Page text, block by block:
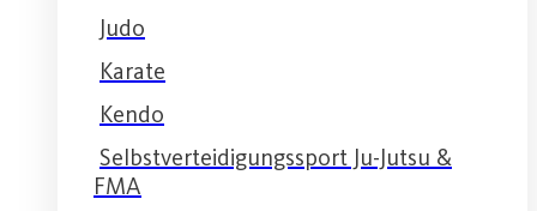
Judo
Karate
Kendo
Selbstverteidigungssport Ju-Jutsu &
FMA